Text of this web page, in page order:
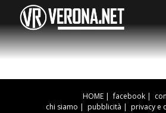
HOME | facebook |
chi siamo | pubblicità | privacy e